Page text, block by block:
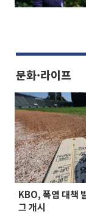
문화·라이프
KBO, 폭염 대책
그 개시